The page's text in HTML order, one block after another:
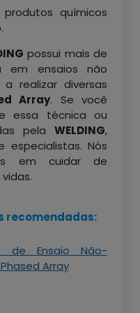
químicos
possui mais de
em ensaios não
realizar diversas
Array. Se você
essa técnica ou
pela WELDING,
especialistas. Nós
em cuidar de
recomendadas:
de Ensaio Não-
Array